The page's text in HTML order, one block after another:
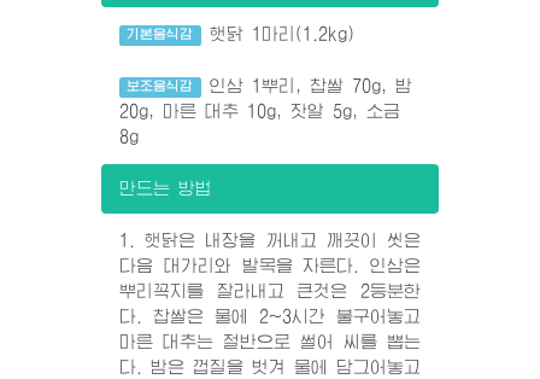
기본음식감 햇닭 1마리(1.2kg)
보조음식감
인삼 1뿌리, 찹쌀 70g, 밤
20g, 마른 대추 10g, 잣알 5g, 소금
8g
만드는 방법
1. 햇닭은 내장을 꺼내고 깨끗이 씻은
다음 대가리와 발목을 자른다. 인삼은
뿌리꼭지를 잘라내고 큰것은 2등분한
다. 찹쌀은 물에 2~3시간 불구어놓고
마른 대추는 절반으로 썰어 씨를 뽑는
다. 밤은 껍질을 벗겨 물에 담그어놓고